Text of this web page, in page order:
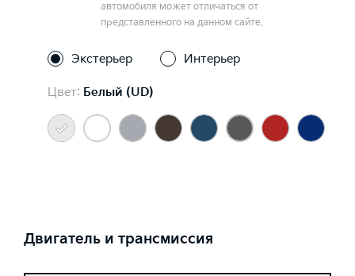
автомобиля может отличаться от
представленного на данном сайте.
Экстерьер Интерьер
Цвет: Белый (UD)
Двигатель и трансмиссия